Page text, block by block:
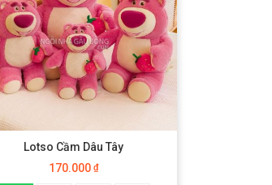
Lotso Cầm Dâu Tây
170.000 ₫